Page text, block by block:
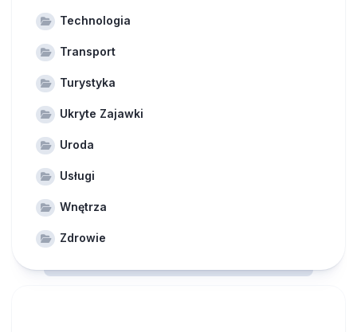
Technologia
Transport
Turystyka
Ukryte Zajawki
Uroda
Usługi
Wnętrza
Zdrowie